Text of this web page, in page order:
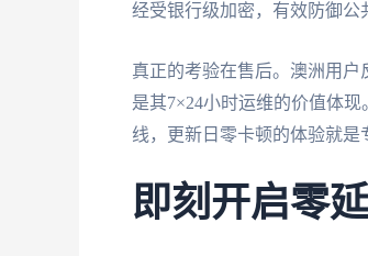
经受银行级加密，有效防御公
真正的考验在售后。澳洲用
是其7×24小时运维的价值体
线，更新日零卡顿的体验就是
即刻开启零